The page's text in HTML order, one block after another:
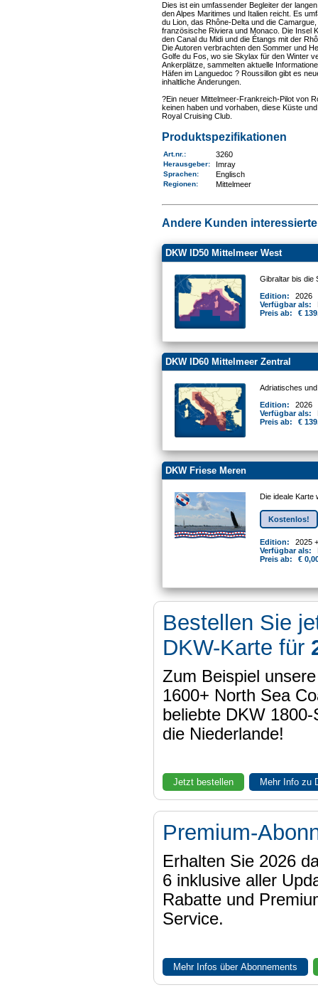
Dies ist ein umfassender Begleiter der
den Alpes Maritimes und Italien reicht. Es
du Lion, das Rhône-Delta und die
französische Riviera und Monaco. Die Insel
den Canal du Midi und die Étangs mit der
Die Autoren verbrachten den Sommer und
Golfe du Fos, wo sie Skylax für den Winter
Ankerplätze, sammelten aktuelle
Häfen im Languedoc ? Roussillon gibt es
inhaltliche Änderungen.
?Ein neuer Mittelmeer-Frankreich-Pilot von
keinen haben und vorhaben, diese Küste
Royal Cruising Club.
Produktspezifikationen
Art.nr. : 3260
Herausgeber: Imray
Sprachen: Englisch
Regionen: Mittelmeer
Andere Kunden
DKW ID50 Mittelmeer West
Gibraltar bis die
Edition:
2026
Verfügbar als:
Preis ab:
€
DKW ID60 Mittelmeer Zentral
Adriatisches
Edition:
2026
Verfügbar als:
Preis ab:
€
DKW Friese Meren
Die ideale
Kostenlos!
Edition:
2025
Verfügbar als:
Preis ab:
€
Bestellen Sie
DKW-Karte für
Zum Beispiel
1600+ North Sea
beliebte DKW
die Niederlande!
Jetzt bestellen Mehr Info zu
Premium-
Erhalten Sie 2026
6 inklusive aller
Rabatte und
Service.
Mehr Infos über Abonnements